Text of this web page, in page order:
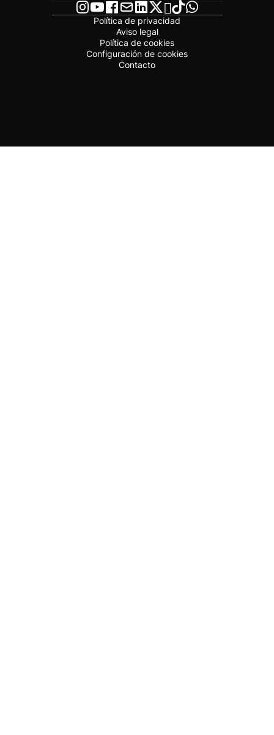
Política de privacidad
Aviso legal
Política de cookies
Configuración de cookies
Contacto